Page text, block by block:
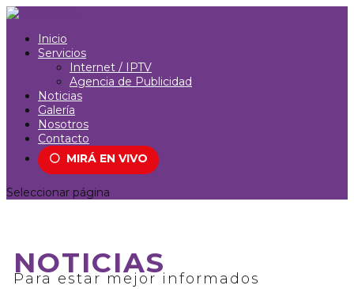
Inicio
Servicios
Internet / IPTV
Agencia de Publicidad
Noticias
Galería
Nosotros
Contacto
⚪ MIRÁ EN VIVO
Seleccionar página
NOTICIAS
Para estar mejor informados